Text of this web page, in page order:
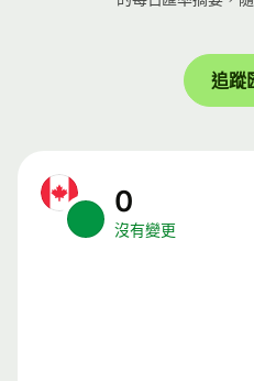
追蹤
0
沒有變更